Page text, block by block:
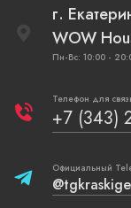
г.
WOW
Пн-Вс: 10:00 -
Телефон для
+7 (343)
Официальный